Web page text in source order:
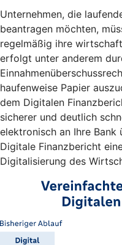
Unternehmen, die
beantragen möchten,
regelmäßig ihre
erfolgt unter anderem
haufenweise Papier
dem Digitalen
sicherer und deutlich
elektronisch an Ihre
Digitale Finanzbericht
Digitalisierung des